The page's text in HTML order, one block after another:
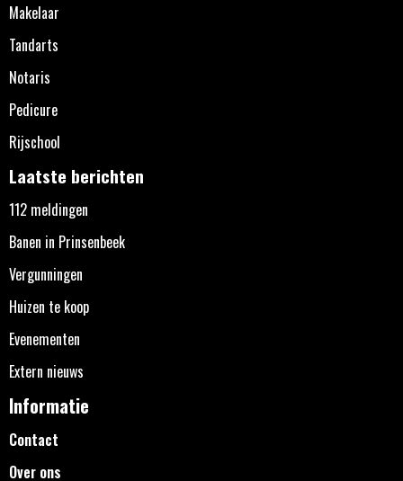
Makelaar
Tandarts
Notaris
Pedicure
Rijschool
Laatste berichten
112 meldingen
Banen in Prinsenbeek
Vergunningen
Huizen te koop
Evenementen
Extern nieuws
Informatie
Contact
Over ons